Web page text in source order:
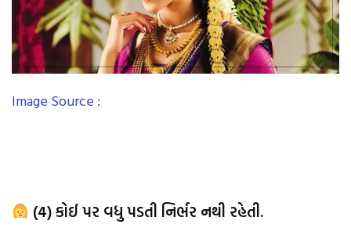
Image Source :
(4) કોઈ પર વધુ પડતી નિર્ભર નથી રહેતી.